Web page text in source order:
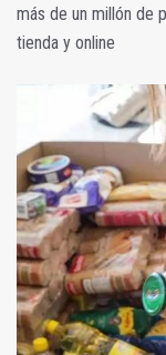
más de un millón de
tienda y online